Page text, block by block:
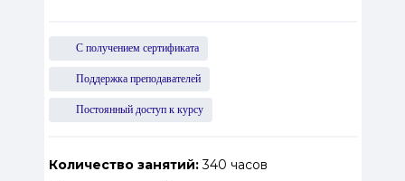
С получением сертификата
Поддержка преподавателей
Постоянный доступ к курсу
Количество занятий:340 часов